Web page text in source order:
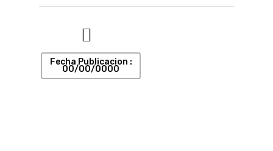
Fecha Publicacion :
00/00/0000